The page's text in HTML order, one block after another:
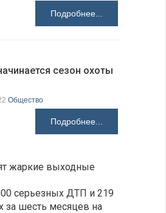
Подробнее...
сезон охоты
Общество
Подробнее...
жаркие выходные
серьезных ДТП и 219
за шесть месяцев на